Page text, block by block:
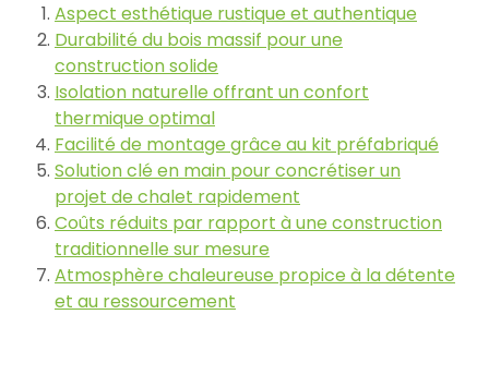
Aspect esthétique rustique et authentique
Durabilité du bois massif pour une
construction solide
Isolation naturelle offrant un confort
thermique optimal
Facilité de montage grâce au kit préfabriqué
Solution clé en main pour concrétiser un
projet de chalet rapidement
Coûts réduits par rapport à une construction
traditionnelle sur mesure
Atmosphère chaleureuse propice à la détente
et au ressourcement